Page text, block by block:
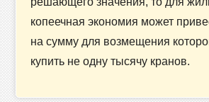
копеечная экономия может
на сумму для возмещения
купить не одну тысячу кранов.